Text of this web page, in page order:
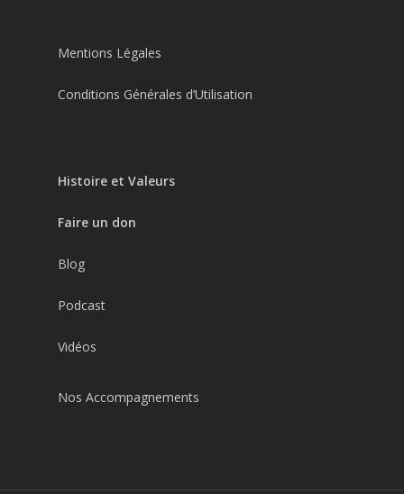
Mentions Légales
Conditions Générales d’Utilisation
Histoire et Valeurs
Faire un don
Blog
Podcast
Vidéos
Nos Accompagnements